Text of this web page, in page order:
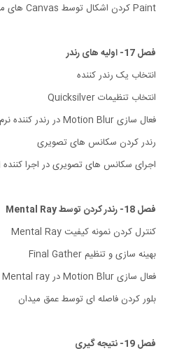
Paint کردن اشکال توسط Canvas های محیط نمایشی
فصل 17- اولیه های رندر
انتخاب یک رندر کننده
انتخاب تنظیمات Quicksilver
فعال سازی Motion Blur در رندر کننده نرم افزاری
رندر کردن سکانس های تصویری
اجرای سکانس های تصویری در اجرا کننده RAM
فصل 18- رندر کردن توسط Mental Ray
کنترل کردن نمونه کیفیت Mental Ray
بهینه سازی و تنظیم Final Gather
فعال سازی Motion Blur در Mental ray
بلور کردن فاصله ای توسط عمق میدان
فصل 19- نتیجه گیری